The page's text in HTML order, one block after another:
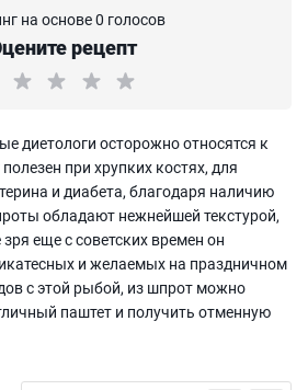
на основе 0 голосов
рецепт
диетологи осторожно относятся к
при хрупких костях, для
и диабета, благодаря наличию
обладают нежнейшей текстурой,
еще с советских времен он
и желаемых на праздничном
с этой рыбой, из шпрот можно
паштет и получить отменную